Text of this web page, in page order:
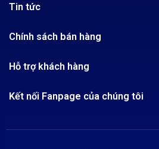
Quy chế hoạt động
Tra cứu đơn hàng
Tin tức
Công nghệ - Sản phẩm mới
Review sản phẩm
Chính sách bán hàng
Chính sách Hủy, Đổi, Trả hàng
Hướng dẫn đăng ký tài khoản
Hỗ trợ khách hàng
Kết nối Fanpage của chúng tôi